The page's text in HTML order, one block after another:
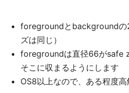
foregroundとbackgroundの
ズは同じ）
foregroundは直径66がsafe
そこに収まるようにします
OS8以上なので、ある程度